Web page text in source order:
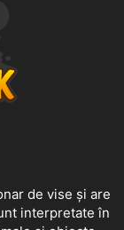
de vise și are
interpretate în